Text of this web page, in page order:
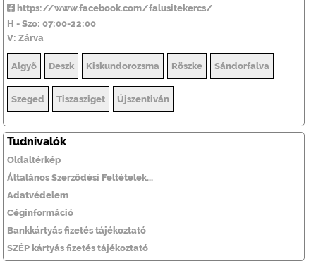
https://www.facebook.com/falusitekercs/
H - Szo: 07:00-22:00
V: Zárva
Algyő Deszk Kiskundorozsma Röszke Sándorfalva
Szeged Tiszasziget Újszentiván
Tudnivalók
Oldaltérkép
Általános Szerződési Feltételek...
Adatvédelem
Céginformáció
Bankkártyás fizetés tájékoztató
SZÉP kártyás fizetés tájékoztató